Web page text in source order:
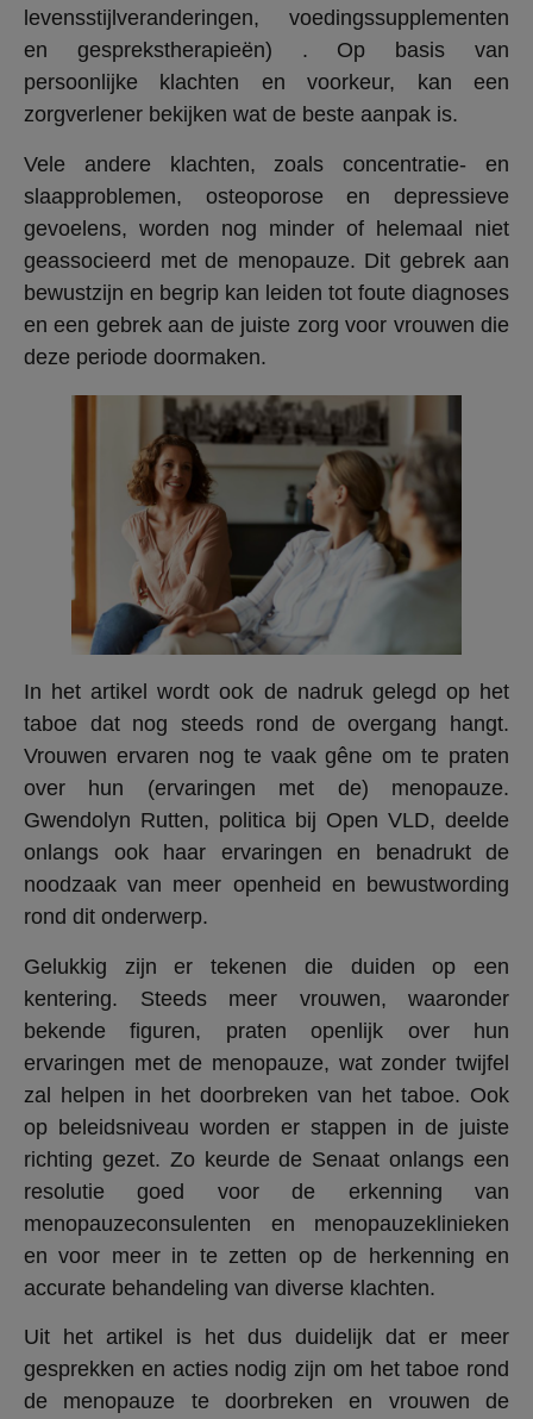
levensstijlveranderingen, voedingssupplementen
en gesprekstherapieën) . Op basis van
persoonlijke klachten en voorkeur, kan een
zorgverlener bekijken wat de beste aanpak is.
Vele andere klachten, zoals concentratie- en
slaapproblemen, osteoporose en depressieve
gevoelens, worden nog minder of helemaal niet
geassocieerd met de menopauze. Dit gebrek aan
bewustzijn en begrip kan leiden tot foute diagnoses
en een gebrek aan de juiste zorg voor vrouwen die
deze periode doormaken.
In het artikel wordt ook de nadruk gelegd op het
taboe dat nog steeds rond de overgang hangt.
Vrouwen ervaren nog te vaak gêne om te praten
over hun (ervaringen met de) menopauze.
Gwendolyn Rutten, politica bij Open VLD, deelde
onlangs ook haar ervaringen en benadrukt de
noodzaak van meer openheid en bewustwording
rond dit onderwerp.
Gelukkig zijn er tekenen die duiden op een
kentering. Steeds meer vrouwen, waaronder
bekende figuren, praten openlijk over hun
ervaringen met de menopauze, wat zonder twijfel
zal helpen in het doorbreken van het taboe. Ook
op beleidsniveau worden er stappen in de juiste
richting gezet. Zo keurde de Senaat onlangs een
resolutie goed voor de erkenning van
menopauzeconsulenten en menopauzeklinieken
en voor meer in te zetten op de herkenning en
accurate behandeling van diverse klachten.
Uit het artikel is het dus duidelijk dat er meer
gesprekken en acties nodig zijn om het taboe rond
de menopauze te doorbreken en vrouwen de